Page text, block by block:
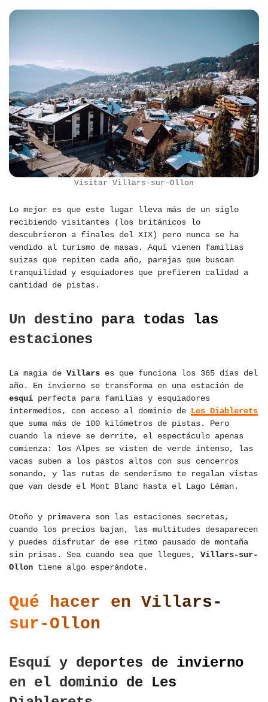
Visitar Villars-sur-Ollon
Lo mejor es que este lugar lleva más de un siglo
recibiendo visitantes (los británicos lo
descubrieron a finales del XIX) pero nunca se ha
vendido al turismo de masas. Aquí vienen familias
suizas que repiten cada año, parejas que buscan
tranquilidad y esquiadores que prefieren calidad a
cantidad de pistas.
Un destino para todas las
estaciones
La magia de Villars es que funciona los 365 días del
año. En invierno se transforma en una estación de
esquí perfecta para familias y esquiadores
intermedios, con acceso al dominio de Les Diablerets
que suma más de 100 kilómetros de pistas. Pero
cuando la nieve se derrite, el espectáculo apenas
comienza: los Alpes se visten de verde intenso, las
vacas suben a los pastos altos con sus cencerros
sonando, y las rutas de senderismo te regalan vistas
que van desde el Mont Blanc hasta el Lago Léman.
Otoño y primavera son las estaciones secretas,
cuando los precios bajan, las multitudes desaparecen
y puedes disfrutar de ese ritmo pausado de montaña
sin prisas. Sea cuando sea que llegues, Villars-sur-
Ollon tiene algo esperándote.
Qué hacer en Villars-
sur-Ollon
Esquí y deportes de invierno
en el dominio de Les